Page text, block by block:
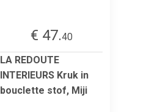
€ 47.40
LA REDOUTE
INTERIEURS Kruk in
bouclette stof, Miji